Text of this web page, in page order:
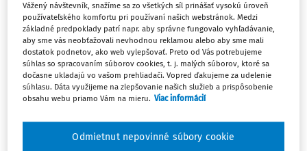
Počet vyhľadaných dokumentov:2
Zoradiť podľa:
Najnovšie
Najstaršie
Zmena úväzku pedagogických
zamestnancov v priebehu školského roka
Vážený návštevník, snažíme sa zo všetkých síl prinášať vysokú úroveň
používateľského komfortu pri používaní našich webstránok. Medzi
základné predpoklady patrí napr. aby správne fungovalo vyhľadávanie,
aby sme vás neobťažovali nevhodnou reklamou alebo aby sme mali
dostatok podnetov, ako web vylepšovať. Preto od Vás potrebujeme
súhlas so spracovaním súborov cookies, t. j. malých súborov, ktoré sa
dočasne ukladajú vo vašom prehliadači. Vopred ďakujeme za udelenie
súhlasu. Dáta využijeme na zlepšovanie našich služieb a prispôsobenie
obsahu webu priamo Vám na mieru. Viac informácií
Odmietnut nepovinné súbory cookie